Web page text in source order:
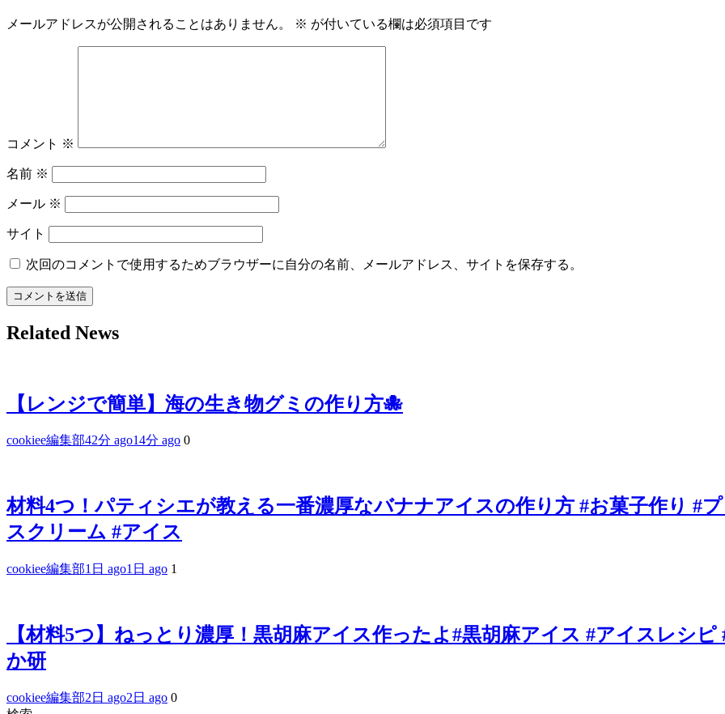
メールアドレスが公開されることはありません。 ※ が付いている欄は必須項目です
コメント ※
名前 ※
メール ※
サイト
次回のコメントで使用するためブラウザーに自分の名前、メールアドレス、サイトを保存する。
Related News
【レンジで簡単】海の生き物グミの作り方🐙
cookiee編集部42分 ago14分 ago 0
材料4つ！パティシエが教える一番濃厚なバナナアイスの作り方 #お菓子作り #
スクリーム #アイス
cookiee編集部1日 ago1日 ago 1
【材料5つ】ねっとり濃厚！黒胡麻アイス作ったよ#黒胡麻アイス #アイスレシ
か研
cookiee編集部2日 ago2日 ago 0